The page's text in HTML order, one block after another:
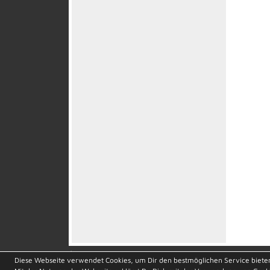
soccero.de
Diese Webseite verwendet Cookies, um Dir den bestmöglichen Service